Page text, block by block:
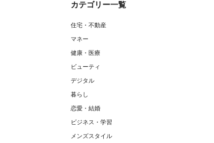
カテゴリー一覧
住宅・不動産
マネー
健康・医療
ビューティ
デジタル
暮らし
恋愛・結婚
ビジネス・学習
メンズスタイル